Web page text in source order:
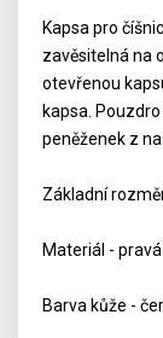
Kapsa pro
zavěsitelná na
otevřenou
kapsa.
peněženek z
Základní
Materiál -
Barva kůže -